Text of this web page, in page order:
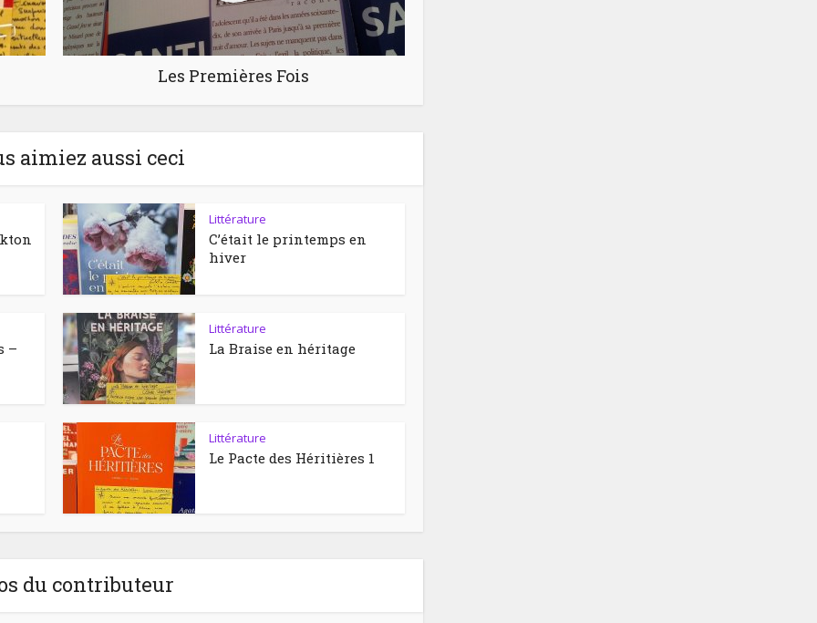
Les Premières Fois
aimiez aussi ceci
Littérature
C’était le printemps en
hiver
–
Littérature
La Braise en héritage
Littérature
Le Pacte des Héritières 1
du contributeur